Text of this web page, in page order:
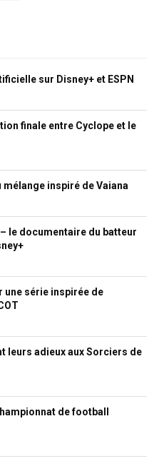
sur Disney+ et ESPN
finale entre Cyclope et le
mélange inspiré de Vaiana
le documentaire du batteur
une série inspirée de
leurs adieux aux Sorciers de
de football